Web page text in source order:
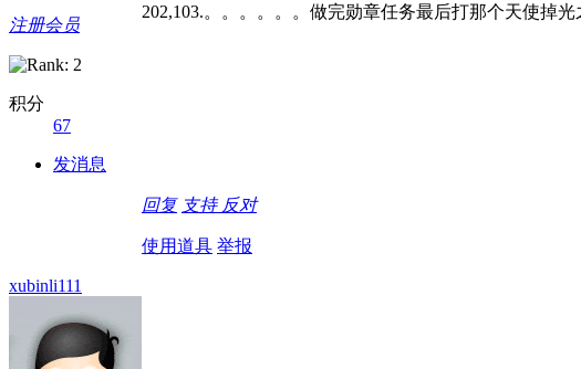
注册会员
积分
67
发消息
202,103.。。。。。。做完勋章任务最后打那个天使掉
回复 支持 反对
使用道具 举报
xubinli111